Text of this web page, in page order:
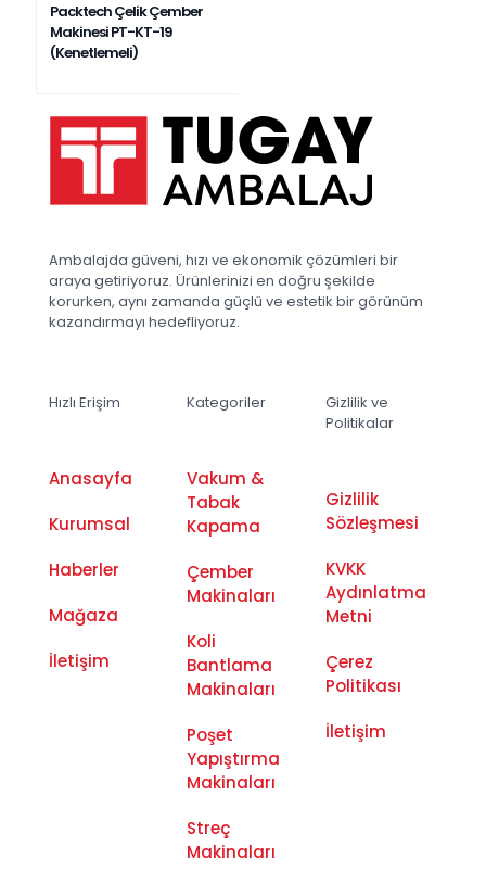
Packtech Çelik Çember
Makinesi PT-KT-19
(Kenetlemeli)
Ambalajda güveni, hızı ve ekonomik çözümleri bir
araya getiriyoruz. Ürünlerinizi en doğru şekilde
korurken, aynı zamanda güçlü ve estetik bir görünüm
kazandırmayı hedefliyoruz.
Hızlı Erişim
Anasayfa
Kurumsal
Haberler
Mağaza
İletişim
Kategoriler
Vakum &
Tabak
Kapama
Çember
Makinaları
Koli
Bantlama
Makinaları
Poşet
Yapıştırma
Makinaları
Streç
Makinaları
Gizlilik ve
Politikalar
Gizlilik
Sözleşmesi
KVKK
Aydınlatma
Metni
Çerez
Politikası
İletişim